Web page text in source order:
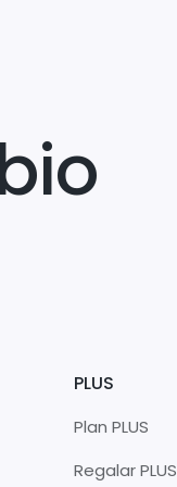
PLUS
Plan PLUS
Regalar PLUS